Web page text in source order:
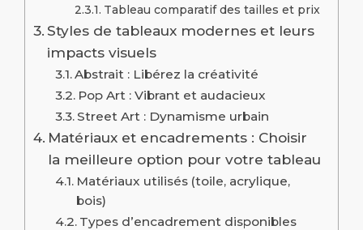
Tableau comparatif des tailles et prix
Styles de tableaux modernes et leurs
impacts visuels
Abstrait : Libérez la créativité
Pop Art : Vibrant et audacieux
Street Art : Dynamisme urbain
Matériaux et encadrements : Choisir
la meilleure option pour votre tableau
Matériaux utilisés (toile, acrylique,
bois)
Types d’encadrement disponibles